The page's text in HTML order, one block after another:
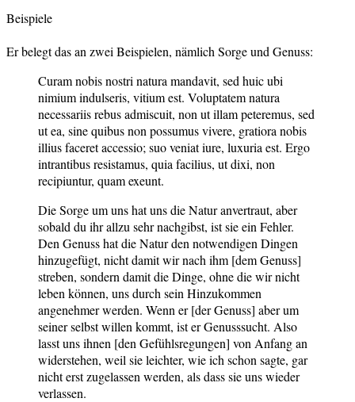
Beispiele
Er belegt das an zwei Beispielen, nämlich Sorge und Genuss:
Curam nobis nostri natura mandavit, sed huic ubi
nimium indulseris, vitium est. Voluptatem natura
necessariis rebus admiscuit, non ut illam peteremus, sed
ut ea, sine quibus non possumus vivere, gratiora nobis
illius faceret accessio; suo veniat iure, luxuria est. Ergo
intrantibus resistamus, quia facilius, ut dixi, non
recipiuntur, quam exeunt.
Die Sorge um uns hat uns die Natur anvertraut, aber
sobald du ihr allzu sehr nachgibst, ist sie ein Fehler.
Den Genuss hat die Natur den notwendigen Dingen
hinzugefügt, nicht damit wir nach ihm [dem Genuss]
streben, sondern damit die Dinge, ohne die wir nicht
leben können, uns durch sein Hinzukommen
angenehmer werden. Wenn er [der Genuss] aber um
seiner selbst willen kommt, ist er Genusssucht. Also
lasst uns ihnen [den Gefühlsregungen] von Anfang an
widerstehen, weil sie leichter, wie ich schon sagte, gar
nicht erst zugelassen werden, als dass sie uns wieder
verlassen.